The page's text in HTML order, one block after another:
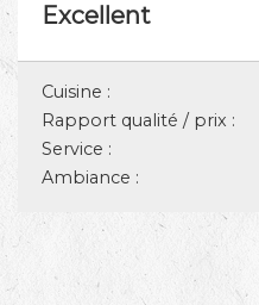
Excellent
Cuisine :
Rapport qualité / prix :
Service :
Ambiance :